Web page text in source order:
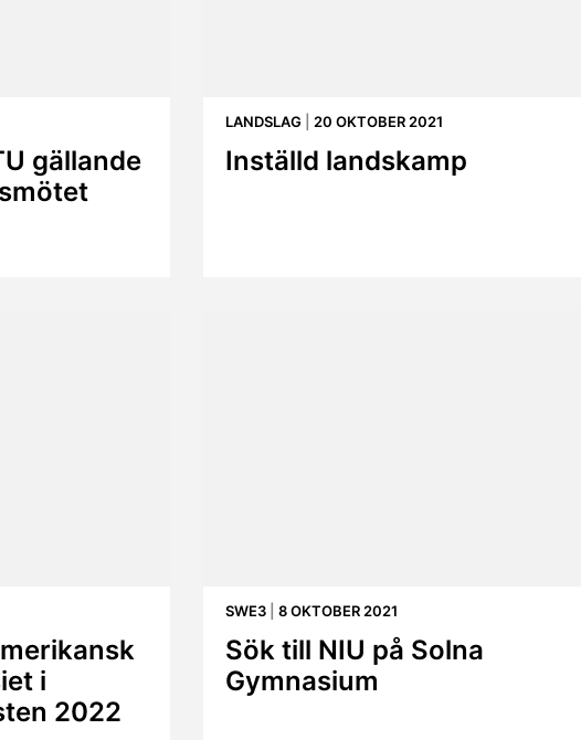
gällande
LANDSLAG 20 OKTOBER 2021
Inställd landskamp
i
2022
SWE3 8 OKTOBER 2021
Sök till NIU på Solna
Gymnasium